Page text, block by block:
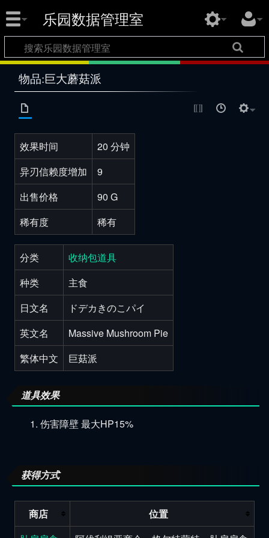
乐园数据管理室
物品:巨大蘑菇派
效果时间
20 分钟
异刃信赖度增加
9
出售价格
90 G
稀有度
稀有
分类
收纳包道具
种类
主食
日文名
ドデカきのこパイ
英文名
Massive Mushroom Pie
繁体中文
巨菇派
道具效果
伤害障壁 最大HP15%
获得方式
商店
位置